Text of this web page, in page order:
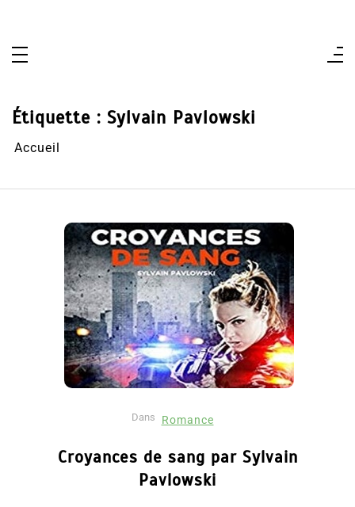
Étiquette : Sylvain Pavlowski
Accueil
Dans Romance
Croyances de sang par Sylvain
Pavlowski